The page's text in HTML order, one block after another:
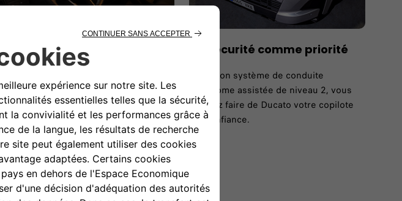
Personnalisation
de personnalisation pour être
transformé à 100% afin de répondre à
tous vos besoins.
La sécurité comme priorité
Avec son système de conduite
autonome assistée de niveau 2, vous
pouvez faire de Ducato votre copilote
de confiance.